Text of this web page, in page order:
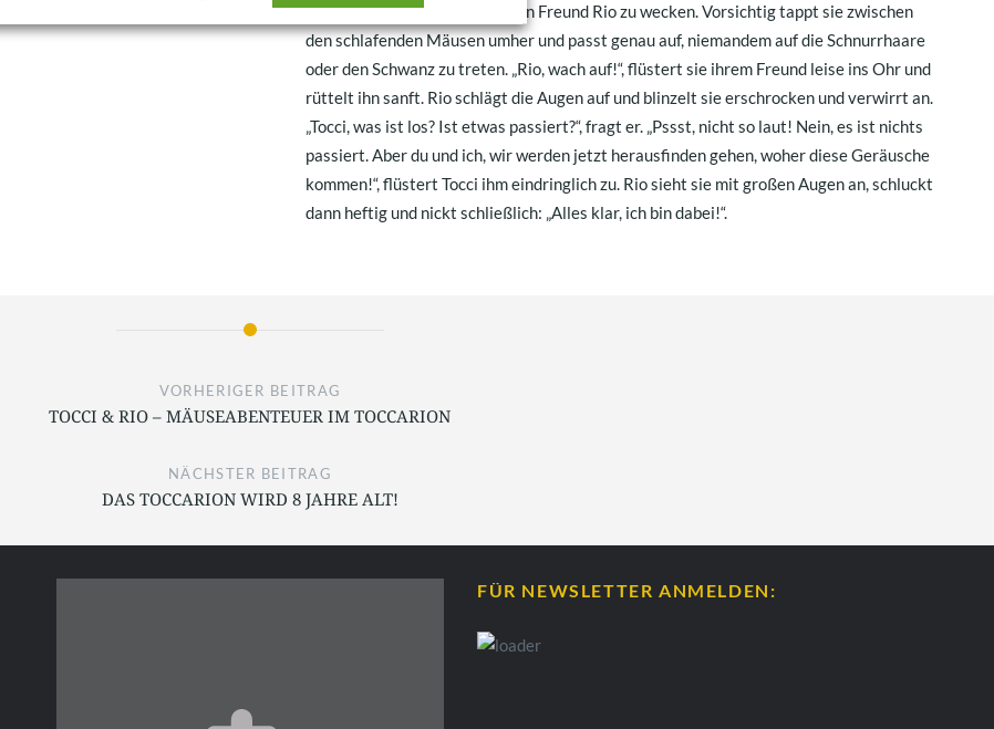
Sie beschließt also ihren besten Freund Rio zu wecken. Vorsichtig tappt sie zwischen
den schlafenden Mäusen umher und passt genau auf, niemandem auf die Schnurrhaare
oder den Schwanz zu treten. „Rio, wach auf!“, flüstert sie ihrem Freund leise ins Ohr und
rüttelt ihn sanft. Rio schlägt die Augen auf und blinzelt sie erschrocken und verwirrt an.
„Tocci, was ist los? Ist etwas passiert?“, fragt er. „Pssst, nicht so laut! Nein, es ist nichts
passiert. Aber du und ich, wir werden jetzt herausfinden gehen, woher diese Geräusche
kommen!“, flüstert Tocci ihm eindringlich zu. Rio sieht sie mit großen Augen an, schluckt
dann heftig und nickt schließlich: „Alles klar, ich bin dabei!“.
VORHERIGER BEITRAG
TOCCI & RIO – MÄUSEABENTEUER IM TOCCARION
NÄCHSTER BEITRAG
DAS TOCCARION WIRD 8 JAHRE ALT!
FÜR NEWSLETTER ANMELDEN: